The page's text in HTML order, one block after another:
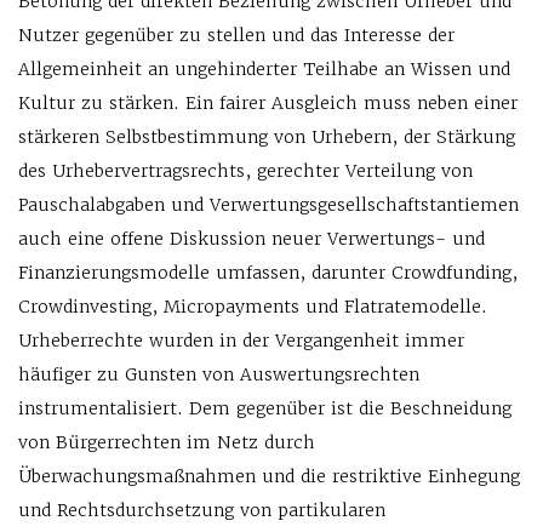
Nutzer gegenüber zu stellen und das Interesse der
Allgemeinheit an ungehinderter Teilhabe an Wissen und
Kultur zu stärken. Ein fairer Ausgleich muss neben einer
stärkeren Selbstbestimmung von Urhebern, der Stärkung
des Urhebervertragsrechts, gerechter Verteilung von
Pauschalabgaben und Verwertungsgesellschaftstantiemen
auch eine offene Diskussion neuer Verwertungs- und
Finanzierungsmodelle umfassen, darunter Crowdfunding,
Crowdinvesting, Micropayments und Flatratemodelle.
Urheberrechte wurden in der Vergangenheit immer
häufiger zu Gunsten von Auswertungsrechten
instrumentalisiert. Dem gegenüber ist die Beschneidung
von Bürgerrechten im Netz durch
Überwachungsmaßnahmen und die restriktive Einhegung
und Rechtsdurchsetzung von partikularen